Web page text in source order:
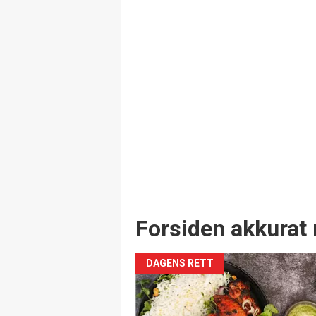
Forsiden akkurat
DAGENS RETT